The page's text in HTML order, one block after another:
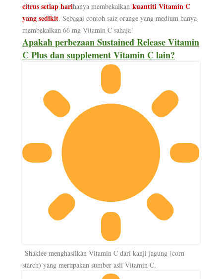
citrus setiap harihanya membekalkan kuantiti Vitamin C
yang sedikit. Sebagai contoh saiz orange yang medium hanya
membekalkan 66 mg Vitamin C sahaja!
Apakah perbezaan Sustained Release Vitamin
C Plus dan supplement Vitamin C lain?
Shaklee menghasilkan Vitamin C dari kanji jagung (corn
starch) yang merupakan sumber asli Vitamin C.